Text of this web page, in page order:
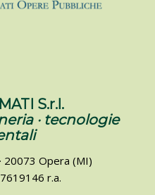
S.r.l.
· tecnologie
20073 Opera (MI)
r.a.